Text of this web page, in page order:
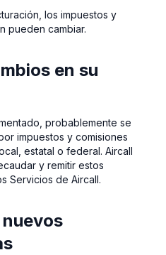
los impuestos y
pueden cambiar.
en su
probablemente se
impuestos y comisiones
estatal o federal. Aircall
y remitir estos
Servicios de Aircall.